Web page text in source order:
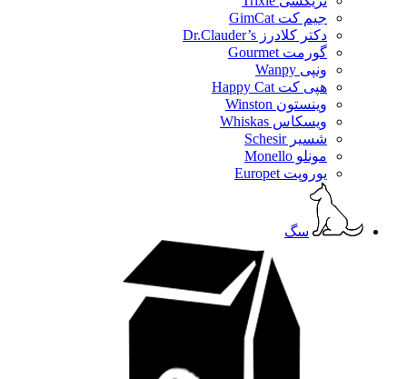
جیم کت GimCat
دکتر کلادرز Dr.Clauder’s
گورمت Gourmet
ونپی Wanpy
هپی کت Happy Cat
وینستون Winston
ویسکاس Whiskas
شسیر Schesir
مونلو Monello
یوروپت Europet
سگ